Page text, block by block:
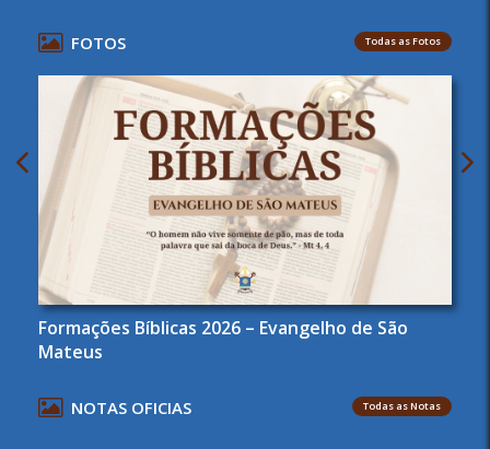
FOTOS Todas as Fotos
Formações Bíblicas 2026 – Evangelho de São
Mateus
NOTAS OFICIAS Todas as Notas